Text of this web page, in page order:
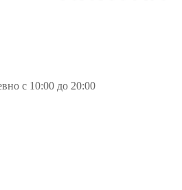
с 10:00 до 20:00